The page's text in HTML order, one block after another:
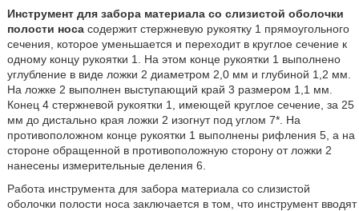
Инструмент для забора материала со слизистой оболочки
полости носасодержит стержневую рукоятку 1 прямоугольного
сечения, которое уменьшается и переходит в круглое сечение к
одному концу рукоятки 1. На этом конце рукоятки 1 выполнено
углубление в виде ложки 2 диаметром 2,0 мм и глубиной 1,2 мм.
На ложке 2 выполнен выступающий край 3 размером 1,1 мм.
Конец 4 стержневой рукоятки 1, имеющей круглое сечение, за 25
мм до дистально края ложки 2 изогнут под углом 7*. На
противоположном конце рукоятки 1 выполнены рифления 5, а на
стороне обращенной в противоположную сторону от ложки 2
нанесены измерительные деления 6.
Работа инструмента для забора материала со слизистой
оболочки полости носа заключается в том, что инструмент вводят